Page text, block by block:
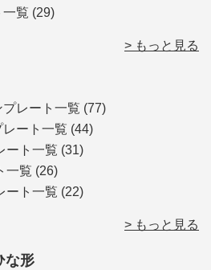
覧 (29)
> もっと見る
レート一覧 (77)
ート一覧 (44)
ート一覧 (31)
一覧 (26)
ート一覧 (22)
> もっと見る
な形